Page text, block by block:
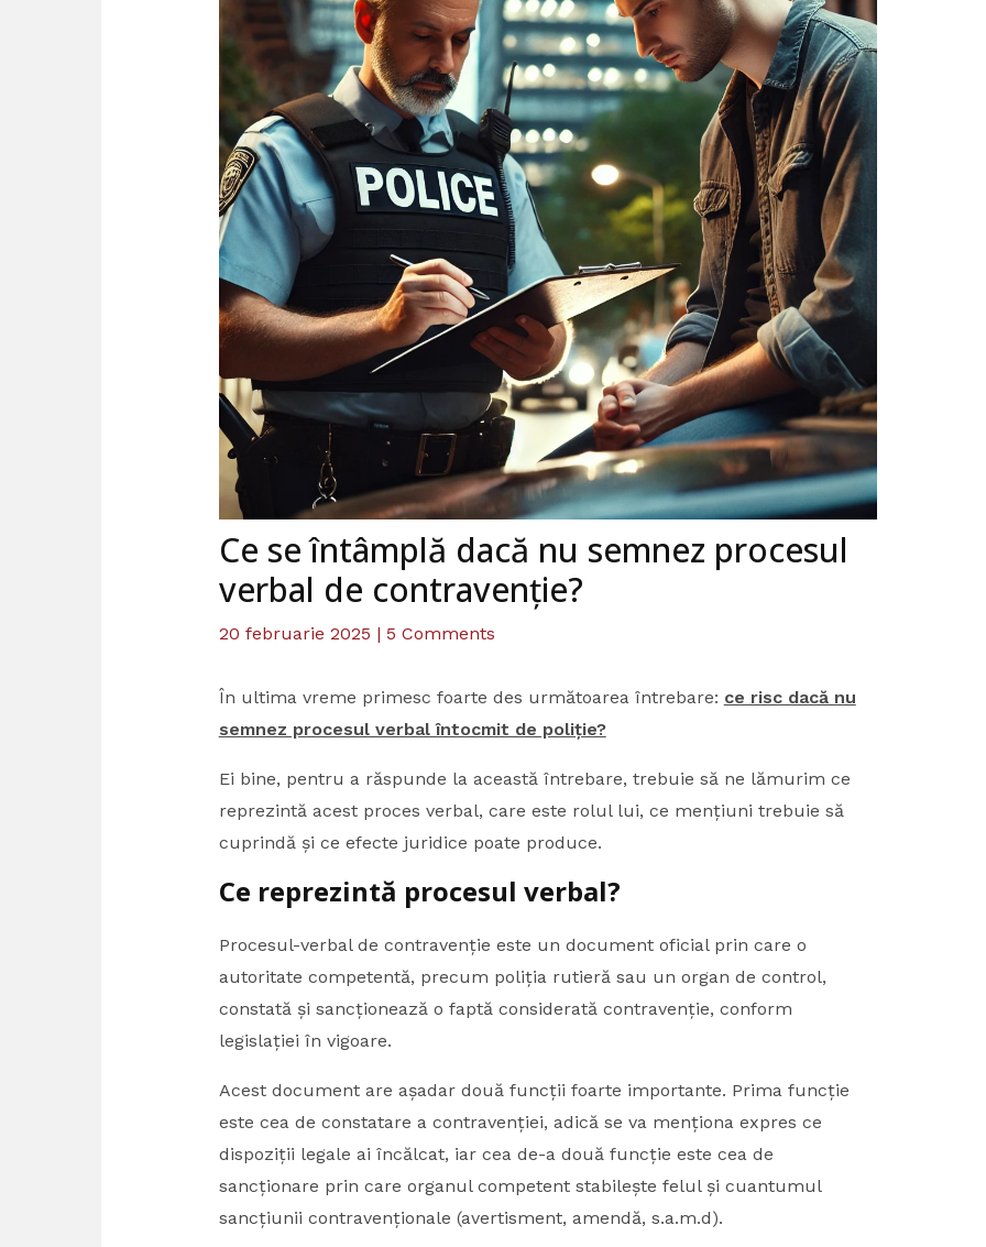
Ce se întâmplă dacă nu semnez procesul
verbal de contravenție?
20 februarie 2025 | 5 Comments
În ultima vreme primesc foarte des următoarea întrebare: ce risc dacă nu
semnez procesul verbal întocmit de poliție?
Ei bine, pentru a răspunde la această întrebare, trebuie să ne lămurim ce
reprezintă acest proces verbal, care este rolul lui, ce mențiuni trebuie să
cuprindă și ce efecte juridice poate produce.
Ce reprezintă procesul verbal?
Procesul-verbal de contravenție este un document oficial prin care o
autoritate competentă, precum poliția rutieră sau un organ de control,
constată și sancționează o faptă considerată contravenție, conform
legislației în vigoare.
Acest document are așadar două funcții foarte importante. Prima funcție
este cea de constatare a contravenției, adică se va menționa expres ce
dispoziții legale ai încălcat, iar cea de-a două funcție este cea de
sancționare prin care organul competent stabilește felul și cuantumul
sancțiunii contravenționale (avertisment, amendă, s.a.m.d).